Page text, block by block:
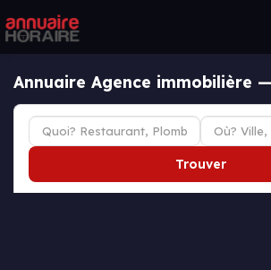
Annuaire Agence immobilière
Trouver